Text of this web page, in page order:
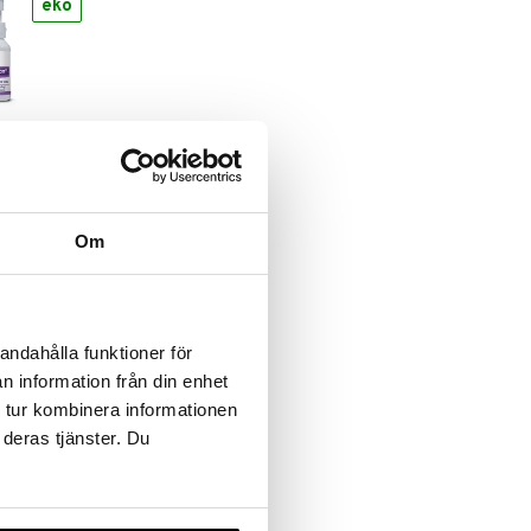
Om
funktioner för
information från din enhet
kombinera informationen
tjänster. Du
eko